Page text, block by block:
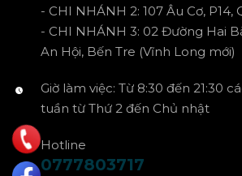
- CHI NHÁNH 2: 107 Âu Cơ, P14,
- CHI NHÁNH 3: 02 Đường Hai
An Hội, Bến Tre (Vĩnh Long mới)
Giờ làm việc: Từ 8:30 đến 21:30
tuần từ Thứ 2 đến Chủ nhật
Hotline
0777803717